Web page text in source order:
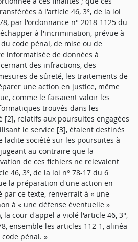
à l'article 46, 3°, de la loi
par l'ordonnance n° 2018-1125 du
à l'incrimination, prévue à
code pénal, de mise ou de
informatisée de données à
des infractions, des
de sûreté, les traitements de
une action en justice, même
comme le faisaient valoir les
trouvés dans les
[2], relatifs aux poursuites engagées
le service [3], étaient destinés
ladite société sur les poursuites à
au contraire que la
de ces fichiers ne relevaient
46, 3°, de la loi n° 78-17 du 6
la préparation d'une action en
par ce texte, renverrait à « une
à « une défense éventuelle »
la cour d'appel a violé l'article 46, 3°,
ensemble les articles 112-1, alinéa
pénal. »